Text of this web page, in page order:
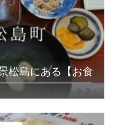
松島にある【お食